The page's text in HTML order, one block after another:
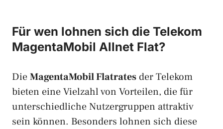
Für wen lohnen sich die Telekom
MagentaMobil Allnet Flat?
DieMagentaMobil Flatrates der Telekom
bieten eine Vielzahl von Vorteilen, die für
unterschiedliche Nutzergruppen attraktiv
sein können. Besonders lohnen sich diese